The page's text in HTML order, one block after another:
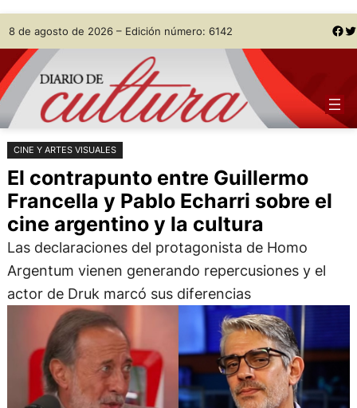
Saltar
al
contenido
Skip
to
content
8 de agosto de 2026 – Edición número: 6142 Facebook Twitter
CINE Y ARTES VISUALES
El contrapunto entre Guillermo
Francella y Pablo Echarri sobre el
cine argentino y la cultura
Las declaraciones del protagonista de Homo
Argentum vienen generando repercusiones y el
actor de Druk marcó sus diferencias